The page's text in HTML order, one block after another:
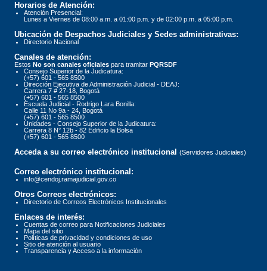
Horarios de Atención:
Atención Presencial:
Lunes a Viernes de 08:00 a.m. a 01:00 p.m. y de 02:00 p.m. a 05:00 p.m.
Ubicación de Despachos Judiciales y Sedes administrativas:
Directorio Nacional
Canales de atención:
Estos No son canales oficiales para tramitar PQRSDF
Consejo Superior de la Judicatura:
(+57) 601 - 565 8500
Dirección Ejecutiva de Administración Judicial - DEAJ:
Carrera 7 # 27-18, Bogotá
(+57) 601 - 565 8500
Escuela Judicial - Rodrigo Lara Bonilla:
Calle 11 No 9a - 24, Bogotá
(+57) 601 - 565 8500
Unidades - Consejo Superior de la Judicatura:
Carrera 8 N° 12b - 82 Edificio la Bolsa
(+57) 601 - 565 8500
Acceda a su correo electrónico institucional (Servidores Judiciales)
Correo electrónico institucional:
info@cendoj.ramajudicial.gov.co
Otros Correos electrónicos:
Directorio de Correos Electrónicos Institucionales
Enlaces de interés:
Cuentas de correo para Notificaciones Judiciales
Mapa del sitio
Políticas de privacidad y condiciones de uso
Sitio de atención al usuario
Transparencia y Acceso a la información